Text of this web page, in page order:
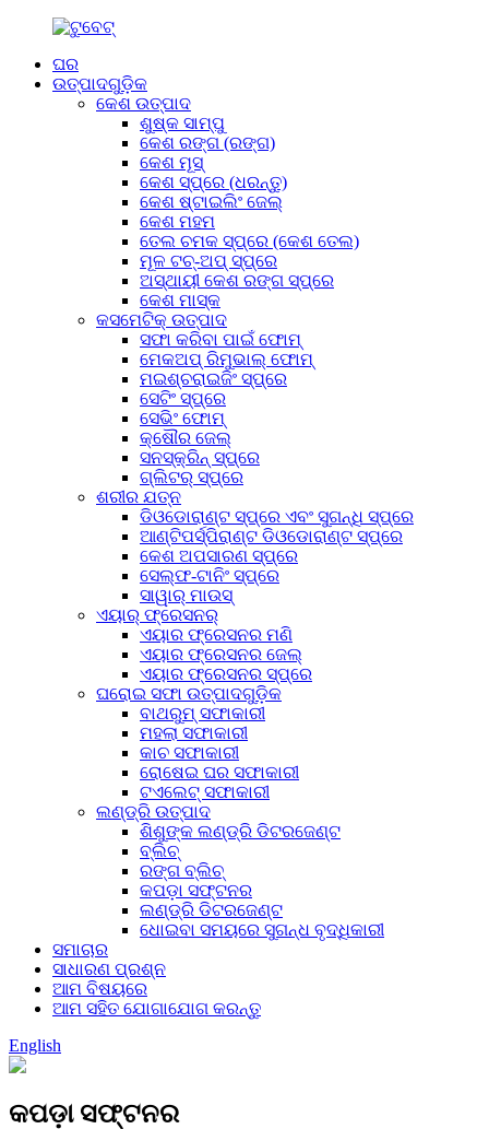
ଘର
ଉତ୍ପାଦଗୁଡ଼ିକ
କେଶ ଉତ୍ପାଦ
ଶୁଷ୍କ ସାମ୍ପୁ
କେଶ ରଙ୍ଗ (ରଙ୍ଗ)
କେଶ ମୂସ୍
କେଶ ସ୍ପ୍ରେ (ଧରନ୍ତୁ)
କେଶ ଷ୍ଟାଇଲିଂ ଜେଲ୍
କେଶ ମହମ
ତେଲ ଚମକ ସ୍ପ୍ରେ (କେଶ ତେଲ)
ମୂଳ ଟଚ୍-ଅପ୍ ସ୍ପ୍ରେ
ଅସ୍ଥାୟୀ କେଶ ରଙ୍ଗ ସ୍ପ୍ରେ
କେଶ ମାସ୍କ
କସମେଟିକ୍ ଉତ୍ପାଦ
ସଫା କରିବା ପାଇଁ ଫୋମ୍
ମେକଅପ୍ ରିମୁଭାଲ୍ ଫୋମ୍
ମଇଶ୍ଚରାଇଜିଂ ସ୍ପ୍ରେ
ସେଟିଂ ସ୍ପ୍ରେ
ସେଭିଂ ଫୋମ୍
କ୍ଷୌର ଜେଲ୍
ସନସ୍କ୍ରିନ୍ ସ୍ପ୍ରେ
ଗ୍ଲିଟର୍ ସ୍ପ୍ରେ
ଶରୀର ଯତ୍ନ
ଡିଓଡୋରାଣ୍ଟ ସ୍ପ୍ରେ ଏବଂ ସୁଗନ୍ଧି ସ୍ପ୍ରେ
ଆଣ୍ଟିପର୍ସ୍ପିରାଣ୍ଟ ଡିଓଡୋରାଣ୍ଟ ସ୍ପ୍ରେ
କେଶ ଅପସାରଣ ସ୍ପ୍ରେ
ସେଲ୍ଫ-ଟାନିଂ ସ୍ପ୍ରେ
ସାୱାର୍ ମାଉସ୍
ଏୟାର୍ ଫ୍ରେସନର୍‌
ଏୟାର ଫ୍ରେସନର ମଣି
ଏୟାର ଫ୍ରେସନର ଜେଲ୍
ଏୟାର ଫ୍ରେସନର ସ୍ପ୍ରେ
ଘରୋଇ ସଫା ଉତ୍ପାଦଗୁଡ଼ିକ
ବାଥରୁମ୍ ସଫାକାରୀ
ମହଲା ସଫାକାରୀ
କାଚ ସଫାକାରୀ
ରୋଷେଇ ଘର ସଫାକାରୀ
ଟଏଲେଟ୍ ସଫାକାରୀ
ଲଣ୍ଡ୍ରି ଉତ୍ପାଦ
ଶିଶୁଙ୍କ ଲଣ୍ଡ୍ରି ଡିଟରଜେଣ୍ଟ
ବ୍ଲିଚ୍
ରଙ୍ଗ ବ୍ଲିଚ୍
କପଡ଼ା ସଫ୍ଟନର
ଲଣ୍ଡ୍ରି ଡିଟରଜେଣ୍ଟ
ଧୋଇବା ସମୟରେ ସୁଗନ୍ଧ ବୃଦ୍ଧିକାରୀ
ସମାଚାର
ସାଧାରଣ ପ୍ରଶ୍ନ
ଆମ ବିଷୟରେ
ଆମ ସହିତ ଯୋଗାଯୋଗ କରନ୍ତୁ
English
କପଡ଼ା ସଫ୍ଟନର